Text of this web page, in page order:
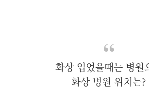
화상 입었을때는 병원
화상 병원 위치는?